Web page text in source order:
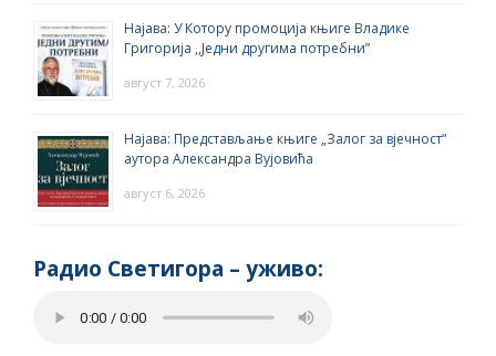
Најава: У Котору промоција књиге Владике
Григорија ,,Једни другима потребни”
август 7, 2026
Најава: Представљање књиге „Залог за вјечност“
аутора Александра Вујовића
август 6, 2026
Радио Светигора – yживо: